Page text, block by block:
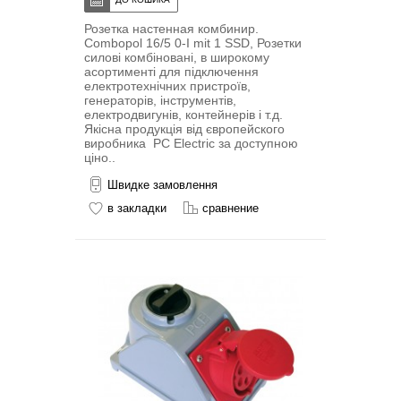
Розетка настенная комбинир.
Combopol 16/5 0-I mit 1 SSD, Розетки
силові комбіновані, в широкому
асортименті для підключення
електротехнічних пристроїв,
генераторів, інструментів,
електродвигунів, контейнерів і т.д.
Якісна продукція від європейского
виробника PC Electric за доступною
ціно..
Швидке замовлення
в закладки
сравнение